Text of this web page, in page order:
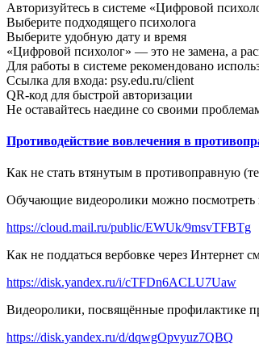
Авторизуйтесь в системе «Цифровой
Выберите подходящего психолога
Выберите удобную дату и время
«Цифровой психолог» — это не замена, а
Для работы в системе рекомендовано
Ссылка для входа: psy.edu.ru/client
QR-код для быстрой авторизации
Не оставайтесь наедине со своими
Противодействие вовлечения в
Как не стать втянутым в противоправную
Обучающие видеоролики можно посмотреть
https://cloud.mail.ru/public/EWUk/9msvTFBTg
Как не поддаться вербовке через Интернет
https://disk.yandex.ru/i/cTFDn6ACLU7Uaw
Видеоролики, посвящённые профилактике
https://disk.yandex.ru/d/dqwgOpvyuz7QBQ